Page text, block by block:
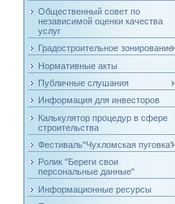
Общественный совет по
независимой оценки качества
услуг
Градостроительное зонирование
Нормативные акты
Публичные слушания
Информация для инвесторов
Калькулятор процедур в сфере
строительства
Фестиваль"Чухломская пуговка"
Ролик "Береги свои
персональные данные"
Информационные ресурсы